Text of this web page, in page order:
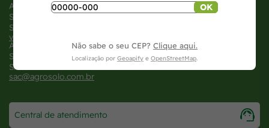
Atendimento loja virtual
SEG - SEX: 8h às 18H
SAB: 8h às 12H
vendasonline@agrosolo.com.br
Atendimento loja física
SEG - SEX: 7:30h às 20H
SAB: 8h às 18H
sac@agrosolo.com.br
Central de atendimento
OK
Não sabe o seu CEP? Clique aqui.
Localização por Geoapify e OpenStreetMap